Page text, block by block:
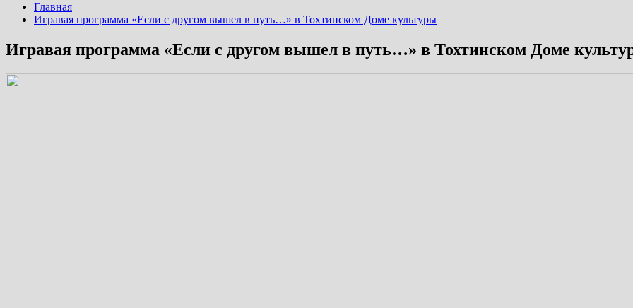
Главная
Игравая программа «Если с другом вышел в путь…» в Тохтинском Доме культуры
Игравая программа «Если с другом вышел в путь…» в Тохтинском Доме